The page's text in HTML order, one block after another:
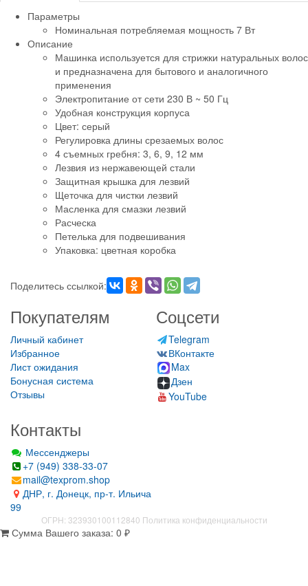
Параметры
Номинальная потребляемая мощность 7 Вт
Описание
Машинка используется для стрижки натуральных волос
и предназначена для бытового и аналогичного
применения
Электропитание от сети 230 В ~ 50 Гц
Удобная конструкция корпуса
Цвет: серый
Регулировка длины срезаемых волос
4 съемных гребня: 3, 6, 9, 12 мм
Лезвия из нержавеющей стали
Защитная крышка для лезвий
Щеточка для чистки лезвий
Масленка для смазки лезвий
Расческа
Петелька для подвешивания
Упаковка: цветная коробка
Поделитесь ссылкой:
Покупателям
Личный кабинет
Избранное
Лист ожидания
Бонусная система
Отзывы
Соцсети
Telegram
ВКонтакте
Max
Дзен
YouTube
Контакты
Мессенджеры
+7 (949) 338-33-07
mail@texprom.shop
ДНР, г. Донецк, пр-т. Ильича
99
ОГРН: 323930100112840 Политика конфиденциальности
Сумма Вашего заказа: 0 ₽